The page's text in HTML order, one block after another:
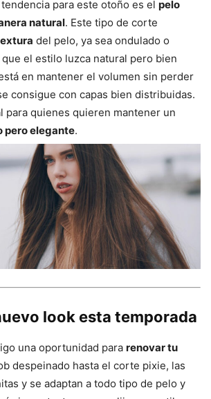
para este otoño es el pelo
natural. Este tipo de corte
del pelo, ya sea ondulado o
el estilo luzca natural pero bien
en mantener el volumen sin perder
consigue con capas bien distribuidas.
para quienes quieren mantener un
pero elegante.
look esta temporada
una oportunidad para renovar tu
despeinado hasta el corte pixie, las
y se adaptan a todo tipo de pelo y